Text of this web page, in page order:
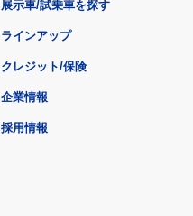
展示車/試乗車を探す
ラインアップ
クレジット/保険
企業情報
採用情報